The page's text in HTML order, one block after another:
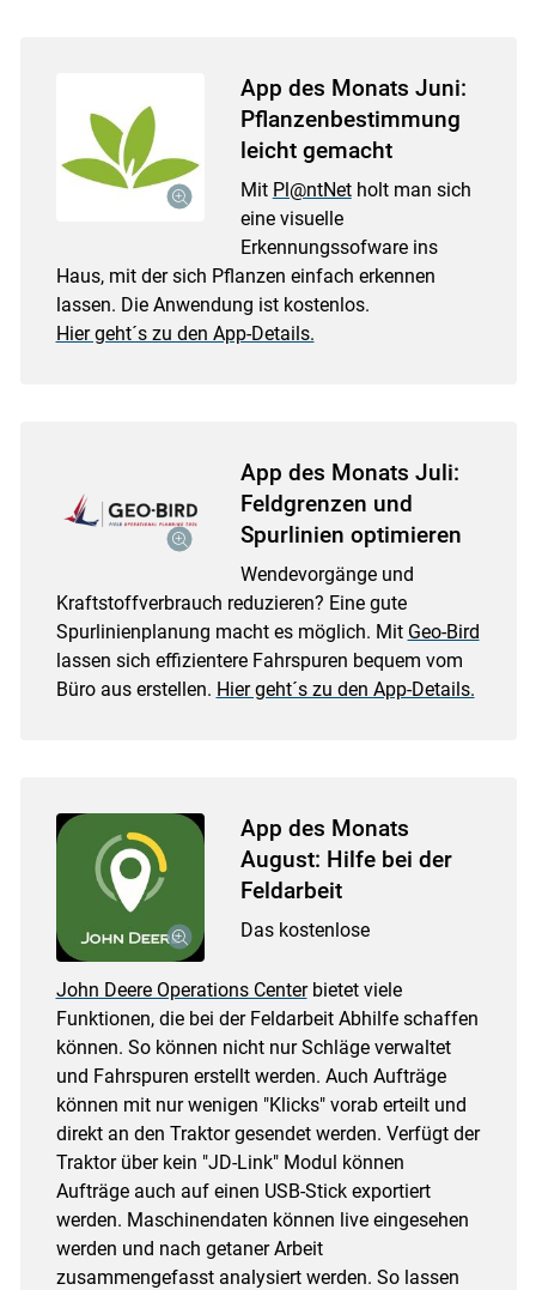
App des Monats Juni:
Pflanzenbestimmung
leicht gemacht
Mit Pl@ntNetholt man sich
eine visuelle
Erkennungssofware ins
Haus, mit der sich Pflanzen einfach erkennen
lassen. Die Anwendung ist kostenlos.
Hier geht´s zu den App-Details.
App des Monats Juli:
Feldgrenzen und
Spurlinien optimieren
Wendevorgänge und
Kraftstoffverbrauch reduzieren? Eine gute
Spurlinienplanung macht es möglich. Mit Geo-Bird
lassen sich effizientere Fahrspuren bequem vom
Büro aus erstellen. Hier geht´s zu den App-Details.
App des Monats
August: Hilfe bei der
Feldarbeit
Das kostenlose
John Deere Operations Centerbietet viele
Funktionen, die bei der Feldarbeit Abhilfe schaffen
können. So können nicht nur Schläge verwaltet
und Fahrspuren erstellt werden. Auch Aufträge
können mit nur wenigen "Klicks" vorab erteilt und
direkt an den Traktor gesendet werden. Verfügt der
Traktor über kein "JD-Link" Modul können
Aufträge auch auf einen USB-Stick exportiert
werden. Maschinendaten können live eingesehen
werden und nach getaner Arbeit
zusammengefasst analysiert werden. So lassen